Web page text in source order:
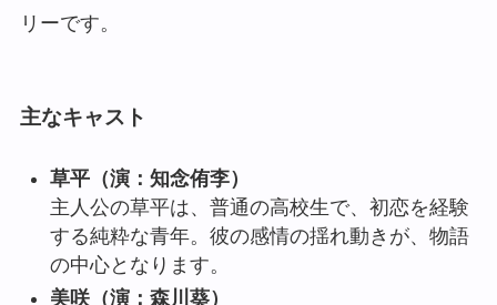
リーです。
主なキャスト
草平（演：知念侑李）
主人公の草平は、普通の高校生で、初恋を経験
する純粋な青年。彼の感情の揺れ動きが、物語
の中心となります。
美咲（演：森川葵）